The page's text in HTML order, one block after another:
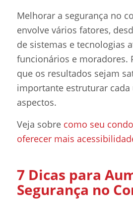
Melhorar a segurança no
envolve vários fatores,
de sistemas e tecnologias
funcionários e moradores.
que os resultados sejam
importante estruturar cada
aspectos.
Veja sobre como seu
oferecer mais
7 Dicas para
Segurança no